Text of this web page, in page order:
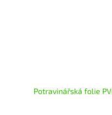
Potravinářská folie